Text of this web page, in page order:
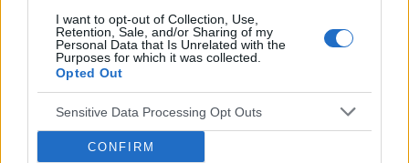
I want to opt-out of Collection, Use,
Retention, Sale, and/or Sharing of my
Personal Data that Is Unrelated with the
Purposes for which it was collected.
Opted Out
Sensitive Data Processing Opt Outs
CONFIRM
gość
PSYCHOLOG DZIECIĘCY - SZCZECIN